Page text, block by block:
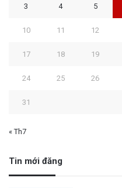
3 4 5
10 11 12
17 18 19
24 25 26
31
« Th7
Tin mới đăng